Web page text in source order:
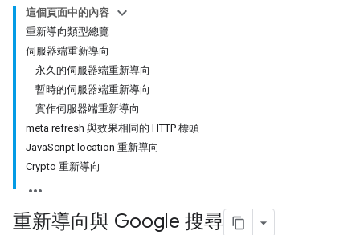
這個頁面中的內容
重新導向類型總覽
伺服器端重新導向
永久的伺服器端重新導向
暫時的伺服器端重新導向
實作伺服器端重新導向
meta refresh 與效果相同的 HTTP 標頭
JavaScript location 重新導向
Crypto 重新導向
重新導向與 Google 搜尋